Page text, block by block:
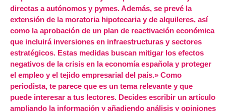
directas a autónomos y pymes. Además, se prevé la
extensión de la moratoria hipotecaria y de alquileres, así
como la aprobación de un plan de reactivación económica
que incluirá inversiones en infraestructuras y sectores
estratégicos. Estas medidas buscan mitigar los efectos
negativos de la crisis en la economía española y proteger
el empleo y el tejido empresarial del país.» Como
periodista, te parece que es un tema relevante y que
puede interesar a tus lectores. Decides escribir un artículo
ampliando la información y añadiendo análisis y opiniones